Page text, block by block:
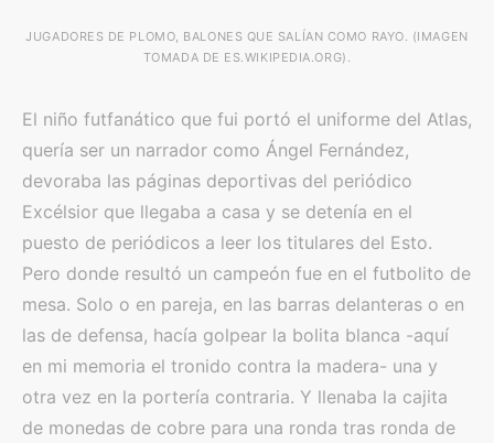
JUGADORES DE PLOMO, BALONES QUE SALÍAN COMO RAYO. (IMAGEN
TOMADA DE ES.WIKIPEDIA.ORG).
El niño futfanático que fui portó el uniforme del Atlas,
quería ser un narrador como Ángel Fernández,
devoraba las páginas deportivas del periódico
Excélsior que llegaba a casa y se detenía en el
puesto de periódicos a leer los titulares del Esto.
Pero donde resultó un campeón fue en el futbolito de
mesa. Solo o en pareja, en las barras delanteras o en
las de defensa, hacía golpear la bolita blanca -aquí
en mi memoria el tronido contra la madera- una y
otra vez en la portería contraria. Y llenaba la cajita
de monedas de cobre para una ronda tras ronda de